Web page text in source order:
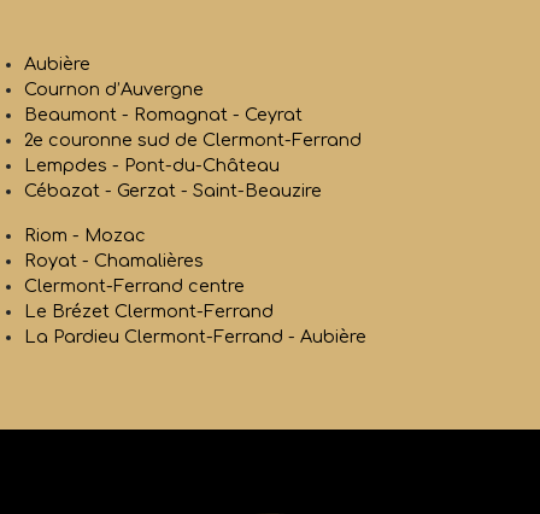
Aubière
Cournon d’Auvergne
Beaumont - Romagnat - Ceyrat
2e couronne sud de Clermont-Ferrand
Lempdes - Pont-du-Château
Cébazat - Gerzat - Saint-Beauzire
Riom - Mozac
Royat - Chamalières
Clermont-Ferrand centre
Le Brézet Clermont-Ferrand
La Pardieu Clermont-Ferrand - Aubière